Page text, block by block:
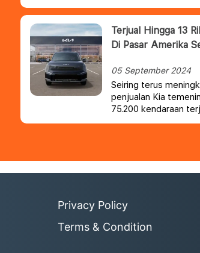
Terjual Hingga 13
Di Pasar Amerika
05 September 2024
Seiring terus
penjualan Kia
75.200 kendaraan
rekor penjualan di
Privacy Policy
Terms & Condition